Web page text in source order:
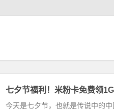
七夕节福利！米粉卡免费领
今天是七夕节，也就是传说中的